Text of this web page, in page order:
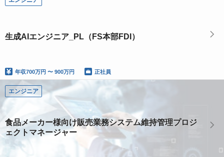
生成AIエンジニア_PL（FS本部FDI）
年収700万円 〜 900万円 正社員
エンジニア
食品メーカー様向け販売業務システム維持管理プロジ
ェクトマネージャー